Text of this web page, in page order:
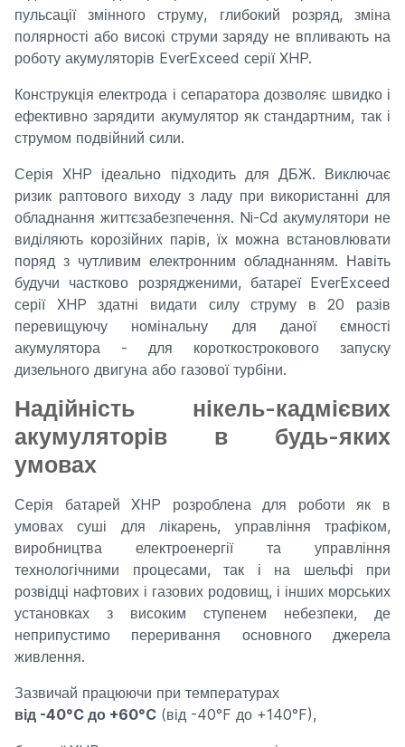
пульсації змінного струму, глибокий розряд, зміна
полярності або високі струми заряду не впливають на
роботу акумуляторів EverExceed серії XHP.
Конструкція електрода і сепаратора дозволяє швидко і
ефективно зарядити акумулятор як стандартним, так і
струмом подвійний сили.
Серія XHP ідеально підходить для ДБЖ. Виключає
ризик раптового виходу з ладу при використанні для
обладнання життєзабезпечення. Ni-Cd акумулятори не
виділяють корозійних парів, їх можна встановлювати
поряд з чутливим електронним обладнанням. Навіть
будучи частково розрядженими, батареї EverExceed
серії XHP здатні видати силу струму в 20 разів
перевищуючу номінальну для даної ємності
акумулятора - для короткострокового запуску
дизельного двигуна або газової турбіни.
Надійність нікель-кадмієвих
акумуляторів в будь-яких
умовах
Серія батарей XHP розроблена для роботи як в
умовах суші для лікарень, управління трафіком,
виробництва електроенергії та управління
технологічними процесами, так і на шельфі при
розвідці нафтових і газових родовищ, і інших морських
установках з високим ступенем небезпеки, де
неприпустимо переривання основного джерела
живлення.
Зазвичай працюючи при температурах
від -40°C до +60°C (від -40°F до +140°F),